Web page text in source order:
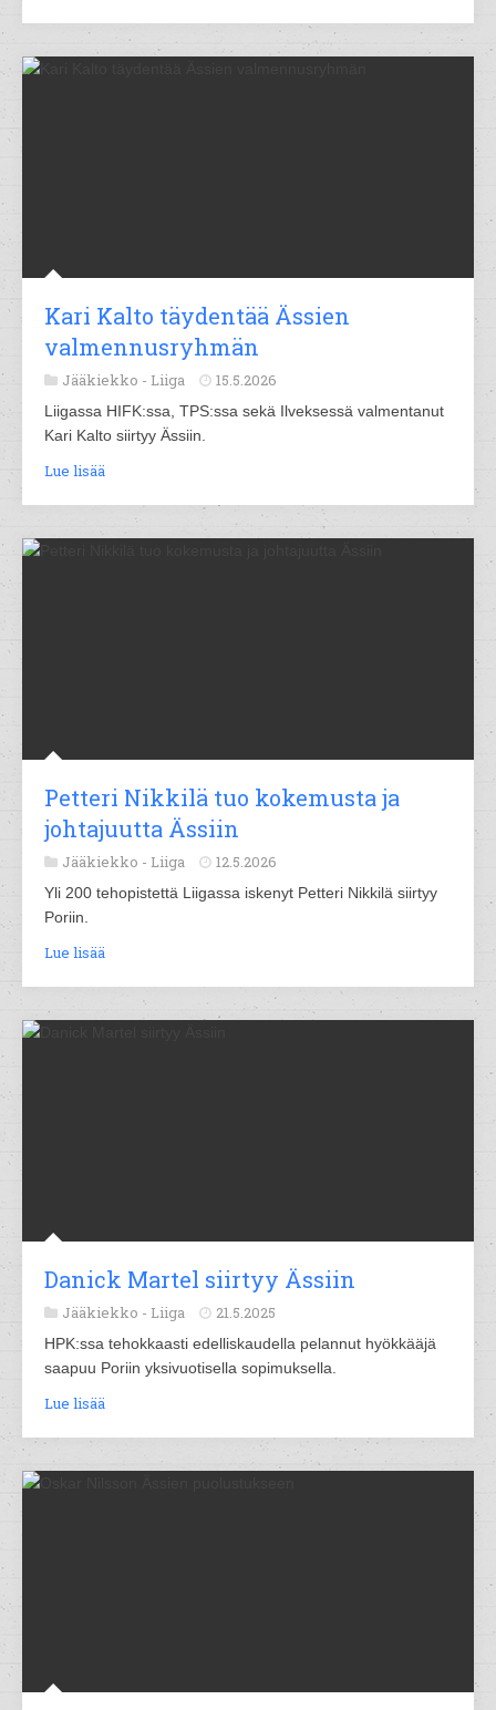
Kari Kalto täydentää Ässien
valmennusryhmän
Jääkiekko - Liiga 15.5.2026
Liigassa HIFK:ssa, TPS:ssa sekä Ilveksessä valmentanut
Kari Kalto siirtyy Ässiin.
Lue lisää
Petteri Nikkilä tuo kokemusta ja
johtajuutta Ässiin
Jääkiekko - Liiga 12.5.2026
Yli 200 tehopistettä Liigassa iskenyt Petteri Nikkilä siirtyy
Poriin.
Lue lisää
Danick Martel siirtyy Ässiin
Jääkiekko - Liiga 21.5.2025
HPK:ssa tehokkaasti edelliskaudella pelannut hyökkääjä
saapuu Poriin yksivuotisella sopimuksella.
Lue lisää